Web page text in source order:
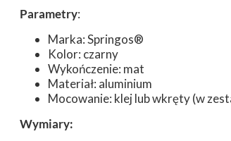
Parametry:
Marka: Springos®
Kolor: czarny
Wykończenie: mat
Materiał: aluminium
Mocowanie: klej lub wkręty (w
Wymiary: